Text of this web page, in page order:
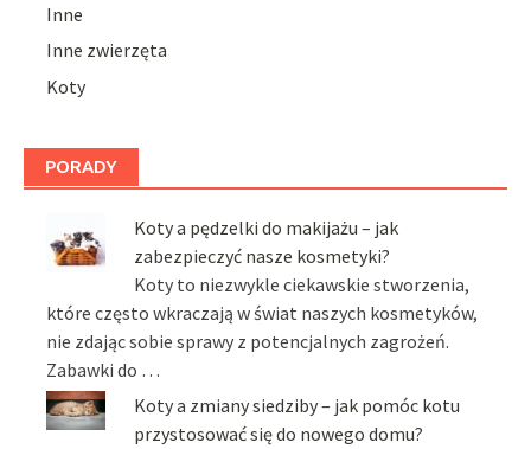
Inne
Inne zwierzęta
Koty
PORADY
Koty a pędzelki do makijażu – jak
zabezpieczyć nasze kosmetyki?
Koty to niezwykle ciekawskie stworzenia,
które często wkraczają w świat naszych kosmetyków,
nie zdając sobie sprawy z potencjalnych zagrożeń.
Zabawki do …
Koty a zmiany siedziby – jak pomóc kotu
przystosować się do nowego domu?